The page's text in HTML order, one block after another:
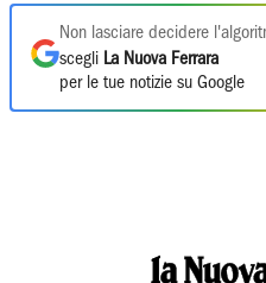
Non lasciare decidere
scegli La Nuova Ferrara
per le tue notizie su Google